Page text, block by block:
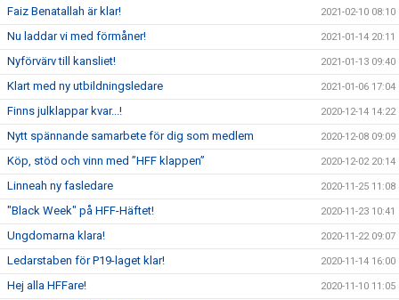
Faiz Benatallah är klar! 2021-02-10 08:10
Nu laddar vi med förmåner! 2021-01-14 20:11
Nyförvärv till kansliet! 2021-01-13 09:40
Klart med ny utbildningsledare 2021-01-06 17:04
Finns julklappar kvar...! 2020-12-14 14:22
Nytt spännande samarbete för dig som medlem 2020-12-08 09:09
Köp, stöd och vinn med ”HFF klappen” 2020-12-02 20:14
Linneah ny fasledare 2020-11-25 11:08
"Black Week" på HFF-Häftet! 2020-11-23 10:41
Ungdomarna klara! 2020-11-22 09:07
Ledarstaben för P19-laget klar! 2020-11-14 16:00
Hej alla HFFare! 2020-11-10 11:05